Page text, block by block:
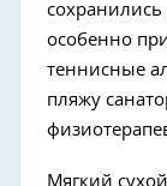
особенно
теннисные
пляжу
Мягкий